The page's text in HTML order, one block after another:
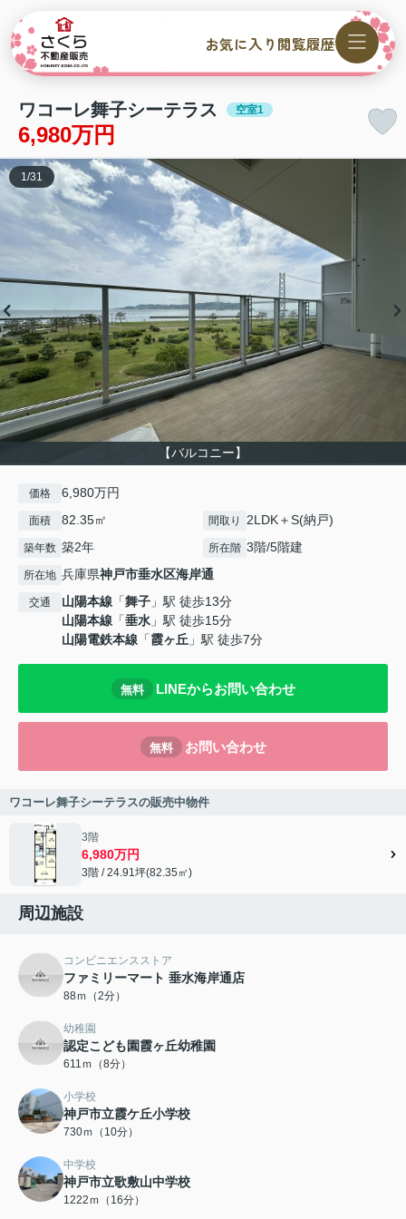
お気に入り 閲覧履歴
ワコーレ舞子シーテラス 空室1
6,980万円
【バルコニー】
1 /31
価格 6,980万円
面積 82.35㎡ 間取り 2LDK＋S(納戸)
築年数 築2年 所在階 3階/5階建
所在地 兵庫県神戸市垂水区海岸通
交通 山陽本線 「舞子 」駅 徒歩13分
山陽本線 「垂水 」駅 徒歩15分
山陽電鉄本線 「霞ヶ丘 」駅 徒歩7分
無料 LINEからお問い合わせ
無料 お問い合わせ
ワコーレ舞子シーテラスの販売中物件
3階
6,980万円
3階 / 24.91坪(82.35㎡)
周辺施設
コンビニエンスストア
ファミリーマート 垂水海岸通店
88ｍ（2分）
幼稚園
認定こども園霞ヶ丘幼稚園
611ｍ（8分）
小学校
神戸市立霞ケ丘小学校
730ｍ（10分）
中学校
神戸市立歌敷山中学校
1222ｍ（16分）